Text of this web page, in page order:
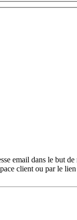
email dans le but
client ou par le